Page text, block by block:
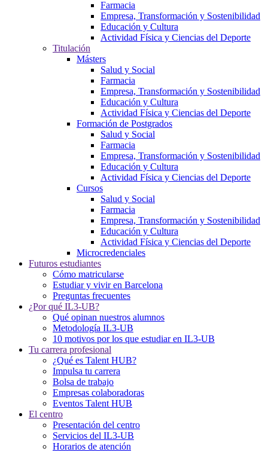
Farmacia
Empresa, Transformación y Sostenibilidad
Educación y Cultura
Actividad Física y Ciencias del Deporte
Titulación
Másters
Salud y Social
Farmacia
Empresa, Transformación y Sostenibilidad
Educación y Cultura
Actividad Física y Ciencias del Deporte
Formación de Postgrados
Salud y Social
Farmacia
Empresa, Transformación y Sostenibilidad
Educación y Cultura
Actividad Física y Ciencias del Deporte
Cursos
Salud y Social
Farmacia
Empresa, Transformación y Sostenibilidad
Educación y Cultura
Actividad Física y Ciencias del Deporte
Microcredenciales
Futuros estudiantes
Cómo matricularse
Estudiar y vivir en Barcelona
Preguntas frecuentes
¿Por qué IL3-UB?
Qué opinan nuestros alumnos
Metodología IL3-UB
10 motivos por los que estudiar en IL3-UB
Tu carrera profesional
¿Qué es Talent HUB?
Impulsa tu carrera
Bolsa de trabajo
Empresas colaboradoras
Eventos Talent HUB
El centro
Presentación del centro
Servicios del IL3-UB
Horarios de atención